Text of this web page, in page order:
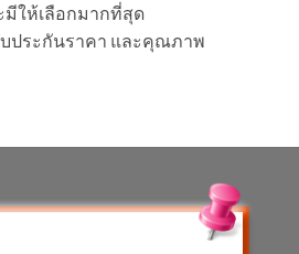
มีให้เลือกมากที่สุด
ประกันราคา และคุณภาพ